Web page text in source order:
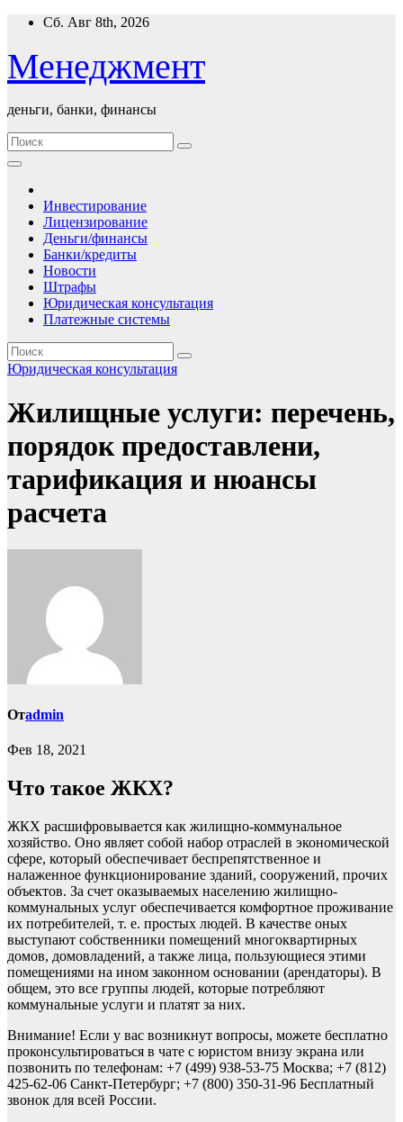
Перейти
содержимому
Сб. Авг 8th, 2026
Менеджмент
деньги, банки, финансы
Инвестирование
Лицензирование
Деньги/финансы
Банки/кредиты
Новости
Штрафы
Юридическая консультация
Платежные системы
Юридическая консультация
Жилищные услуги: перечень,
порядок предоставлени,
тарификация и нюансы
расчета
Отadmin
Фев 18, 2021
Что такое ЖКХ?
ЖКХ расшифровывается как жилищно-коммунальное
хозяйство. Оно являет собой набор отраслей в экономической
сфере, который обеспечивает беспрепятственное и
налаженное функционирование зданий, сооружений, прочих
объектов. За счет оказываемых населению жилищно-
коммунальных услуг обеспечивается комфортное проживание
их потребителей, т. е. простых людей. В качестве оных
выступают собственники помещений многоквартирных
домов, домовладений, а также лица, пользующиеся этими
помещениями на ином законном основании (арендаторы). В
общем, это все группы людей, которые потребляют
коммунальные услуги и платят за них.
Внимание! Если у вас возникнут вопросы, можете бесплатно
проконсультироваться в чате с юристом внизу экрана или
позвонить по телефонам: +7 (499) 938-53-75 Москва; +7 (812)
425-62-06 Санкт-Петербург; +7 (800) 350-31-96 Бесплатный
звонок для всей России.